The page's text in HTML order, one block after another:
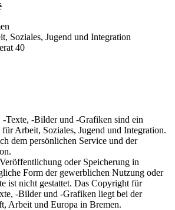
Soziales, Jugend und Integration
40
Texte, -Bilder und -Grafiken sind ein
Arbeit, Soziales, Jugend und Integration.
dem persönlichen Service und der
oder Speicherung in
Form der gewerblichen Nutzung oder
ist nicht gestattet. Das Copyright für
-Bilder und -Grafiken liegt bei der
Arbeit und Europa in Bremen.